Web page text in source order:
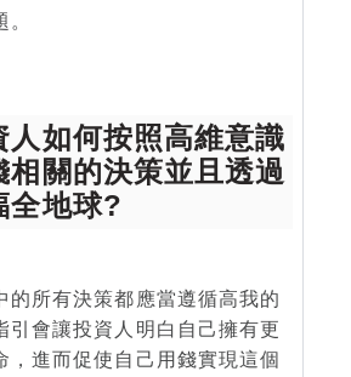
人如何按照高維意識
相關的決策並且透過
全地球?
的所有決策都應當遵循高我的
引會讓投資人明白自己擁有更
，進而促使自己用錢實現這個